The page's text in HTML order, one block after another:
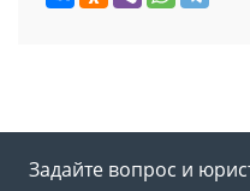
Задайте вопрос и